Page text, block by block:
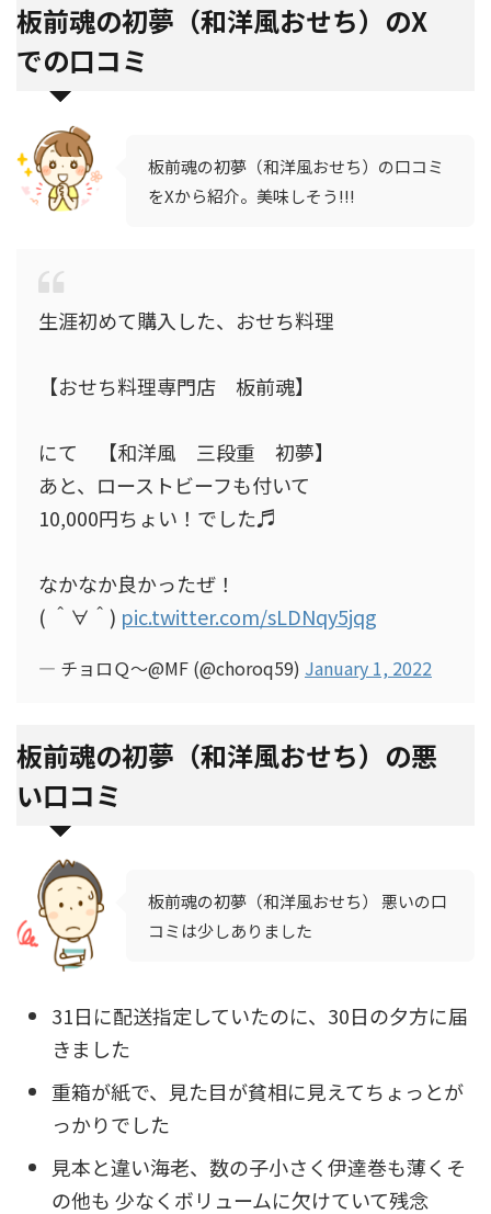
板前魂の初夢（和洋風おせち）のX
での口コミ
板前魂の初夢（和洋風おせち）の口コミ
をXから紹介。美味しそう!!!
生涯初めて購入した、おせち料理
【おせち料理専門店 板前魂】
にて 【和洋風 三段重 初夢】
あと、ローストビーフも付いて
10,000円ちょい！でした♬
なかなか良かったぜ！
( ＾∀＾) pic.twitter.com/sLDNqy5jqg
— チョロＱ〜@MF (@choroq59) January 1, 2022
板前魂の初夢（和洋風おせち）の悪
い口コミ
板前魂の初夢（和洋風おせち） 悪いの口
コミは少しありました
31日に配送指定していたのに、30日の夕方に届
きました
重箱が紙で、見た目が貧相に見えてちょっとが
っかりでした
見本と違い海老、数の子小さく伊達巻も薄くそ
の他も 少なくボリュームに欠けていて残念